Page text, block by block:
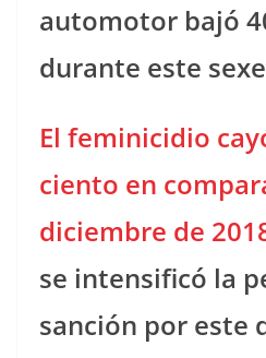
automotor bajó
durante este
El feminicidio
ciento en
diciembre de
se intensificó la
sanción por este